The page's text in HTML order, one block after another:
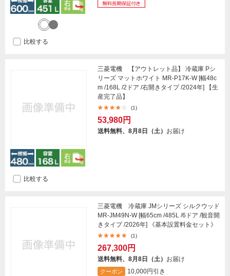
比較する
三菱電機 【アウトレット品】 冷蔵庫 Pシ
リーズ マットホワイト MR-P17K-W [幅48c
m /168L /2ドア /右開きタイプ /2024年] 【生
産完了品】
(1)
53,980円
送料無料、8月8日（土） お届け
比較する
三菱電機 冷蔵庫 JMシリーズ シルクウッド
MR-JM49N-W [幅65cm /485L /6ドア /観音開
きタイプ /2026年] 《基本設置料金セット》
(1)
267,300円
送料無料、8月8日（土） お届け
クーポン 10,000円引き